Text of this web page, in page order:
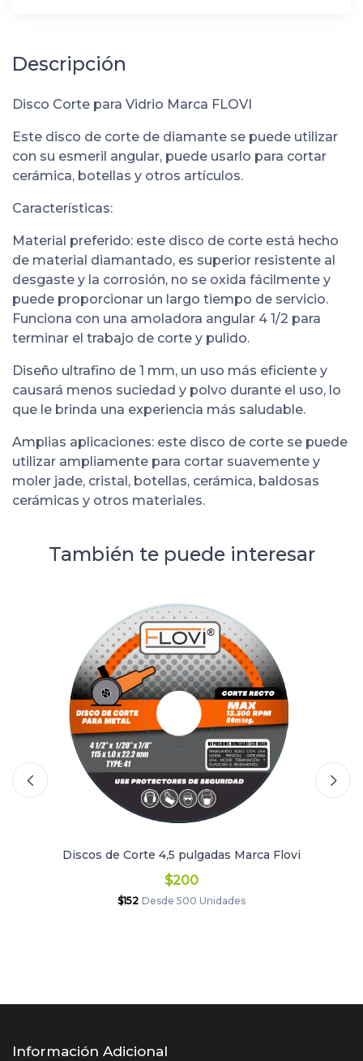
Descripción
Disco Corte para Vidrio Marca FLOVI
Este disco de corte de diamante se puede utilizar
con su esmeril angular, puede usarlo para cortar
cerámica, botellas y otros artículos.
Características:
Material preferido: este disco de corte está hecho
de material diamantado, es superior resistente al
desgaste y la corrosión, no se oxida fácilmente y
puede proporcionar un largo tiempo de servicio.
Funciona con una amoladora angular 4 1/2 para
terminar el trabajo de corte y pulido.
Diseño ultrafino de 1 mm, un uso más eficiente y
causará menos suciedad y polvo durante el uso, lo
que le brinda una experiencia más saludable.
Amplias aplicaciones: este disco de corte se puede
utilizar ampliamente para cortar suavemente y
moler jade, cristal, botellas, cerámica, baldosas
cerámicas y otros materiales.
También te puede interesar
Discos de Corte 4,5 pulgadas Marca Flovi
$200
$152 Desde 500 Unidades
Información Adicional